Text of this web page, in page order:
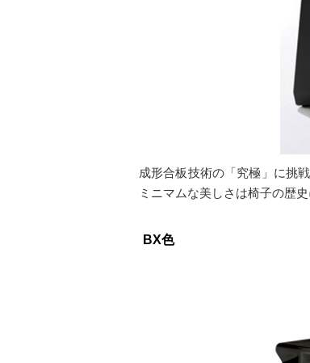
成形合板技術の「究極」に挑
ミニマムな美しさは椅子の歴
BX色